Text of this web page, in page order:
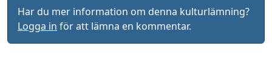
Har du mer information om denna kulturlämning?
Logga in för att lämna en kommentar.